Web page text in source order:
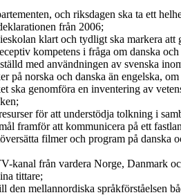
och riksdagen ska ta ett
från 2006;
klart och tydligt ska markera att
kompetens i fråga om danska och
med användningen av svenska
på norska och danska än engelska,
ska genomföra en inventering av
för att understödja tolkning i
framför att kommunicera på ett
filmer och program på danska
kanal från vardera Norge, Danmark
tittare;
mellannordiska språkförståelsen